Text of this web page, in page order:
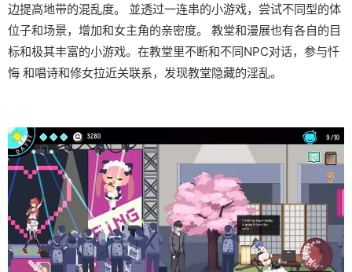
边提高地带的混乱度。 並透过一连串的小游戏，尝试不同型的体
位子和场景，增加和女主角的亲密度。 教堂和漫展也有各自的目
标和极其丰富的小游戏。在教堂里不断和不同NPC对话，参与忏
悔 和唱诗和修女拉近关联系，发现教堂隐藏的淫乱。